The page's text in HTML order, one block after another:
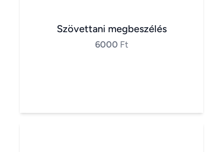
Szövettani megbeszélés
6000 Ft